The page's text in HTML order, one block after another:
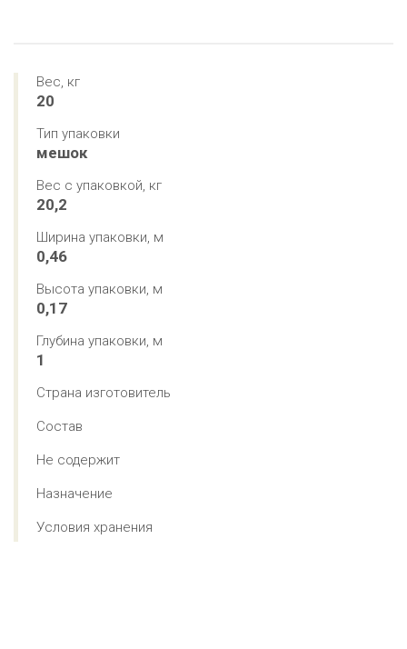
Вес, кг
20
Тип упаковки
мешок
Вес с упаковкой, кг
20,2
Ширина упаковки, м
0,46
Высота упаковки, м
0,17
Глубина упаковки, м
1
Страна изготовитель
Состав
Не содержит
Назначение
Условия хранения